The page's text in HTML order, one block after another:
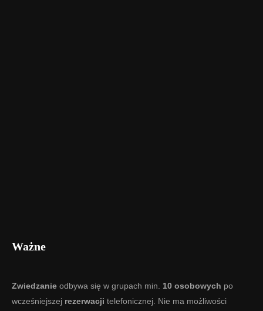
Ważne
Zwiedzanie odbywa się w grupach min. 10 osobowych po
wcześniejszej rezerwacji telefonicznej. Nie ma możliwości